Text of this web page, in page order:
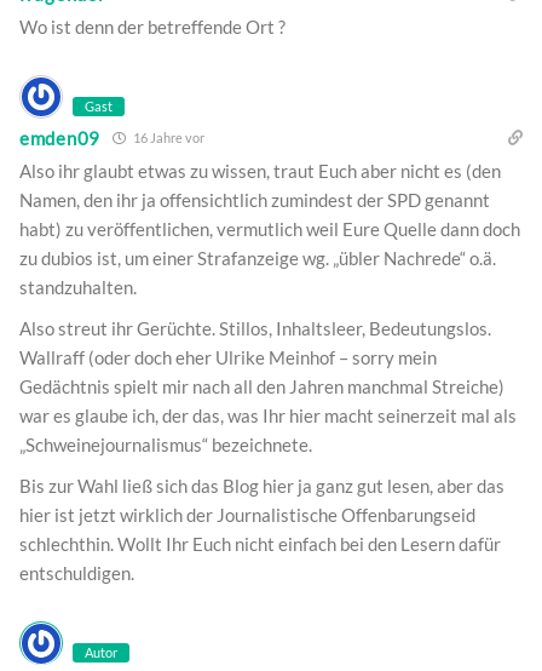
Wo ist denn der betreffende Ort ?
Gast
emden09 16 Jahre vor
Also ihr glaubt etwas zu wissen, traut Euch aber nicht es (den
Namen, den ihr ja offensichtlich zumindest der SPD genannt
habt) zu veröffentlichen, vermutlich weil Eure Quelle dann doch
zu dubios ist, um einer Strafanzeige wg. „übler Nachrede“ o.ä.
standzuhalten.
Also streut ihr Gerüchte. Stillos, Inhaltsleer, Bedeutungslos.
Wallraff (oder doch eher Ulrike Meinhof – sorry mein
Gedächtnis spielt mir nach all den Jahren manchmal Streiche)
war es glaube ich, der das, was Ihr hier macht seinerzeit mal als
„Schweinejournalismus“ bezeichnete.
Bis zur Wahl ließ sich das Blog hier ja ganz gut lesen, aber das
hier ist jetzt wirklich der Journalistische Offenbarungseid
schlechthin. Wollt Ihr Euch nicht einfach bei den Lesern dafür
entschuldigen.
Autor